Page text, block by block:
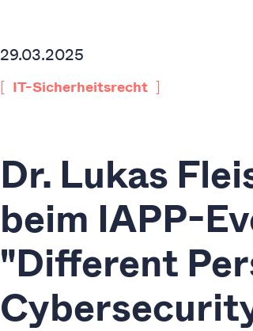
29.03.2025
[ IT-Sicherheitsrecht ]
Dr. Lukas
beim IAPP-
"Different